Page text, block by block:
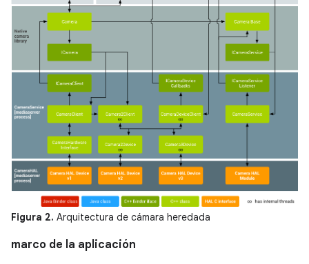
Figura 2. Arquitectura de cámara heredada
marco de la aplicación